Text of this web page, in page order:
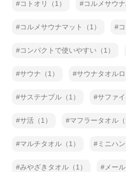
コトオリ（1） コルメサウ
コルメサウナマット（1）
コンパクトで使いやすい（1）
サウナ（1） サウナタオルロ
サステナブル（1） サファ
サ活（1） マフラータオル（
マルチタオル（1） ミニハ
みやざきタオル（1） メー